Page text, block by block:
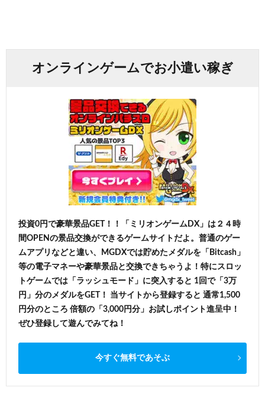
オンラインゲームでお小遣い稼ぎ
投資0円で豪華景品GET！！「ミリオンゲームDX」は２４時
間OPENの景品交換ができるゲームサイトだよ。普通のゲー
ムアプリなどと違い、MGDXでは貯めたメダルを「Bitcash」
等の電子マネーや豪華景品と交換できちゃうよ！特にスロッ
トゲームでは「ラッシュモード」に突入すると 1回で「3万
円」分のメダルをGET！ 当サイトから登録すると 通常1,500
円分のところ 倍額の「3,000円分」お試しポイント進呈中！
ぜひ登録して遊んでみてね！
今すぐ無料であそぶ